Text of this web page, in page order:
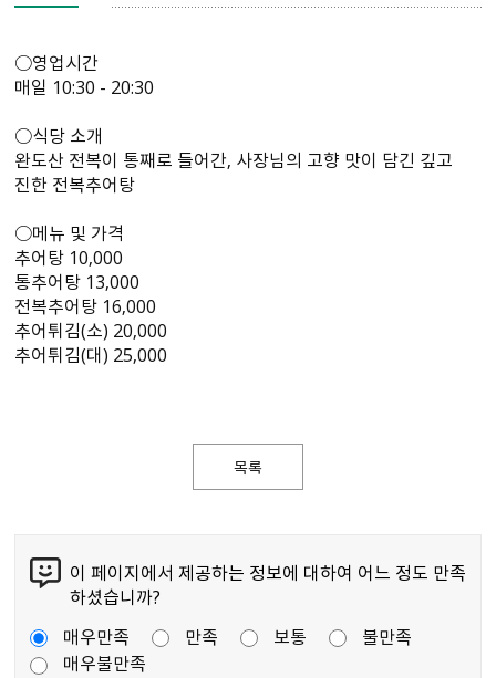
○영업시간
매일 10:30 - 20:30
○식당 소개
완도산 전복이 통째로 들어간, 사장님의 고향 맛이 담긴 깊고
진한 전복추어탕
○메뉴 및 가격
추어탕 10,000
통추어탕 13,000
전복추어탕 16,000
추어튀김(소) 20,000
추어튀김(대) 25,000
목록
이 페이지에서 제공하는 정보에 대하여 어느 정도 만족
하셨습니까?
매우만족
만족 보통
불만족
매우불만족